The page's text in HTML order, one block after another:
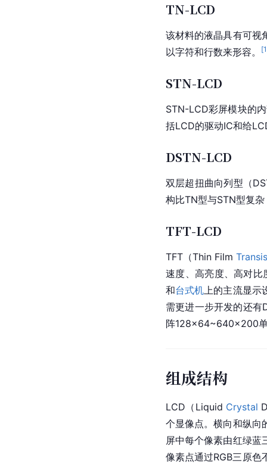
TN-LCD
该材料的液晶具有可视
以字符和行数来形容。
[
STN-LCD
STN-LCD彩屏模块的
括LCD的驱动IC和给
DSTN-LCD
双层超扭曲向列型（
构比TN型与STN型复
TFT-LCD
TFT （Thin Film
速度、高亮度、高对比
和台式机上的主流显示
需更进一步开发的还有
阵128×64~640×200单
组成结构
LCD（Liquid Crystal
个显像点。横向和纵向
屏中每个像素由红绿蓝
像素点通过RGB三原色